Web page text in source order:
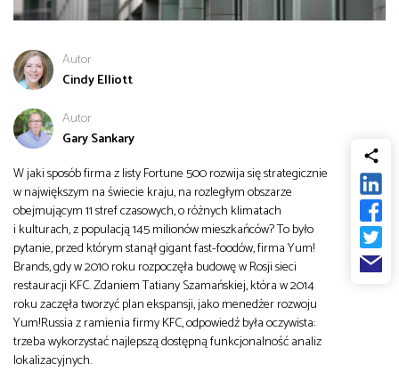
od
Biznes
Infrastruktura i telekomunikacja
Architektura, inżynieria i budownictwo
Autor
Cindy Elliott
Autor
Gary Sankary
W jaki sposób firma z listy Fortune 500 rozwija się strategicznie
w największym na świecie kraju, na rozległym obszarze
obejmującym 11 stref czasowych, o różnych klimatach
i kulturach, z populacją 145 milionów mieszkańców? To było
pytanie, przed którym stanął gigant fast-foodów, firma Yum!
Brands, gdy w 2010 roku rozpoczęła budowę w Rosji sieci
restauracji KFC. Zdaniem Tatiany Szamańskiej, która w 2014
roku zaczęła tworzyć plan ekspansji, jako menedżer rozwoju
Yum!Russia z ramienia firmy KFC, odpowiedź była oczywista:
trzeba wykorzystać najlepszą dostępną funkcjonalność analiz
lokalizacyjnych.